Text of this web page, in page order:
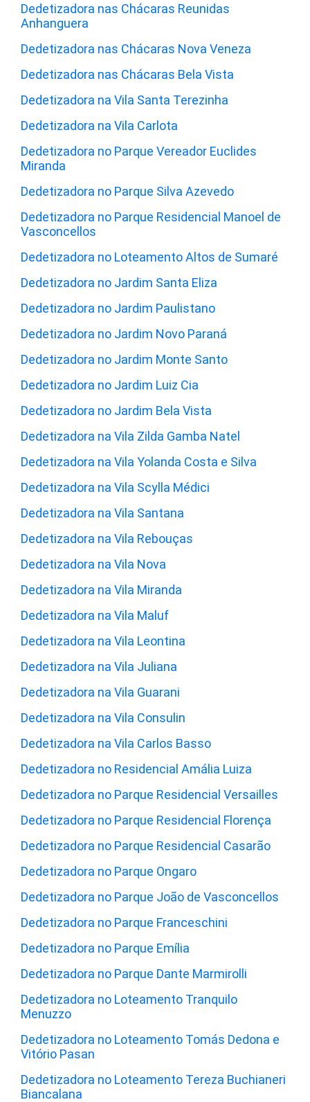
Dedetizadora nas Chácaras Reunidas
Anhanguera
Dedetizadora nas Chácaras Nova Veneza
Dedetizadora nas Chácaras Bela Vista
Dedetizadora na Vila Santa Terezinha
Dedetizadora na Vila Carlota
Dedetizadora no Parque Vereador Euclides
Miranda
Dedetizadora no Parque Silva Azevedo
Dedetizadora no Parque Residencial Manoel de
Vasconcellos
Dedetizadora no Loteamento Altos de Sumaré
Dedetizadora no Jardim Santa Eliza
Dedetizadora no Jardim Paulistano
Dedetizadora no Jardim Novo Paraná
Dedetizadora no Jardim Monte Santo
Dedetizadora no Jardim Luiz Cia
Dedetizadora no Jardim Bela Vista
Dedetizadora na Vila Zilda Gamba Natel
Dedetizadora na Vila Yolanda Costa e Silva
Dedetizadora na Vila Scylla Médici
Dedetizadora na Vila Santana
Dedetizadora na Vila Rebouças
Dedetizadora na Vila Nova
Dedetizadora na Vila Miranda
Dedetizadora na Vila Maluf
Dedetizadora na Vila Leontina
Dedetizadora na Vila Juliana
Dedetizadora na Vila Guarani
Dedetizadora na Vila Consulin
Dedetizadora na Vila Carlos Basso
Dedetizadora no Residencial Amália Luiza
Dedetizadora no Parque Residencial Versailles
Dedetizadora no Parque Residencial Florença
Dedetizadora no Parque Residencial Casarão
Dedetizadora no Parque Ongaro
Dedetizadora no Parque João de Vasconcellos
Dedetizadora no Parque Franceschini
Dedetizadora no Parque Emília
Dedetizadora no Parque Dante Marmirolli
Dedetizadora no Loteamento Tranquilo
Menuzzo
Dedetizadora no Loteamento Tomás Dedona e
Vitório Pasan
Dedetizadora no Loteamento Tereza Buchianeri
Biancalana